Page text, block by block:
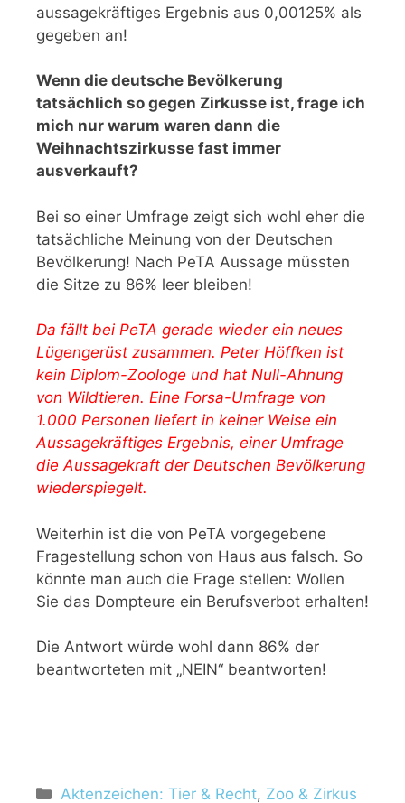
aussagekräftiges Ergebnis aus 0,00125% als
gegeben an!
Wenn die deutsche Bevölkerung
tatsächlich so gegen Zirkusse ist, frage ich
mich nur warum waren dann die
Weihnachtszirkusse fast immer
ausverkauft?
Bei so einer Umfrage zeigt sich wohl eher die
tatsächliche Meinung von der Deutschen
Bevölkerung! Nach PeTA Aussage müssten
die Sitze zu 86% leer bleiben!
Da fällt bei PeTA gerade wieder ein neues
Lügengerüst zusammen. Peter Höffken ist
kein Diplom-Zoologe und hat Null-Ahnung
von Wildtieren. Eine Forsa-Umfrage von
1.000 Personen liefert in keiner Weise ein
Aussagekräftiges Ergebnis, einer Umfrage
die Aussagekraft der Deutschen Bevölkerung
wiederspiegelt.
Weiterhin ist die von PeTA vorgegebene
Fragestellung schon von Haus aus falsch. So
könnte man auch die Frage stellen: Wollen
Sie das Dompteure ein Berufsverbot erhalten!
Die Antwort würde wohl dann 86% der
beantworteten mit „NEIN“ beantworten!
K
Aktenzeichen: Tier & Recht, Zoo & Zirkus